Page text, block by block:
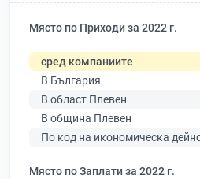
Място по Приходи за 2022 г.
сред компаниите
В България
В област Плевен
В община Плевен
По код на икономическа
Място по Заплати за 2022 г.